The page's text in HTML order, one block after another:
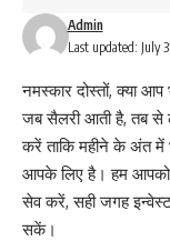
Last updated: July
Admin
नमस्कार दोस्तों, क्या
जब सैलरी आती है, तब
करें ताकि महीने के अंत में
आपके लिए है। हम आपको
सेव करें, सही जगह
सकें।